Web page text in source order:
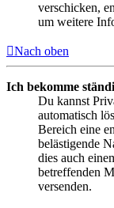
verschicken,
um weitere
Nach oben
Ich bekomme
Du kannst
automatisch
Bereich eine
belästigende
dies auch
betreffenden
versenden.